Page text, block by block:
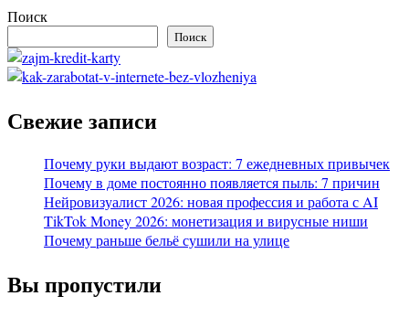
Поиск
Поиск
Свежие записи
Почему руки выдают возраст: 7 ежедневных привычек
Почему в доме постоянно появляется пыль: 7 причин
Нейровизуалист 2026: новая профессия и работа с AI
TikTok Money 2026: монетизация и вирусные ниши
Почему раньше бельё сушили на улице
Вы пропустили